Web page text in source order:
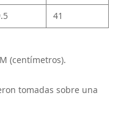
41
(centímetros).
tomadas sobre una